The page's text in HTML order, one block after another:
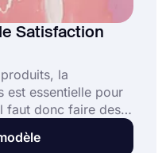
Satisfaction
la
est essentielle pour
faut donc faire des
régulièrement
de